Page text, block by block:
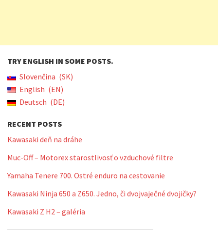
TRY ENGLISH IN SOME POSTS.
Slovenčina
SK
English
EN
Deutsch
DE
RECENT POSTS
Kawasaki deň na dráhe
Muc-Off – Motorex starostlivosť o vzduchové filtre
Yamaha Tenere 700. Ostré enduro na cestovanie
Kawasaki Ninja 650 a Z650. Jedno, či dvojvaječné dvojičky?
Kawasaki Z H2 – galéria